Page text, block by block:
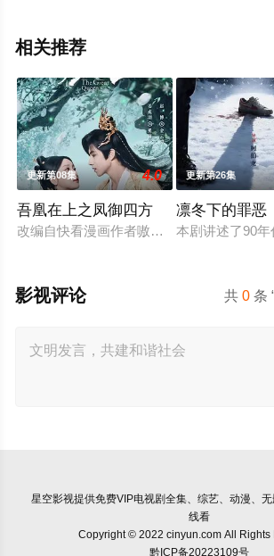
相关推荐
更新第08集 4.0
吾凰在上之凤御四方
改编自快看漫画作者嗷小泽的独家连载漫
更新第26集
凛冬下的罪恶
本剧讲述了90
共0 条
影视评论
星空影视提供免费VIP电视剧全集、综艺、动漫、
线看
Copyright © 2022 cinyun.com All Rights
黔ICP备20223109号